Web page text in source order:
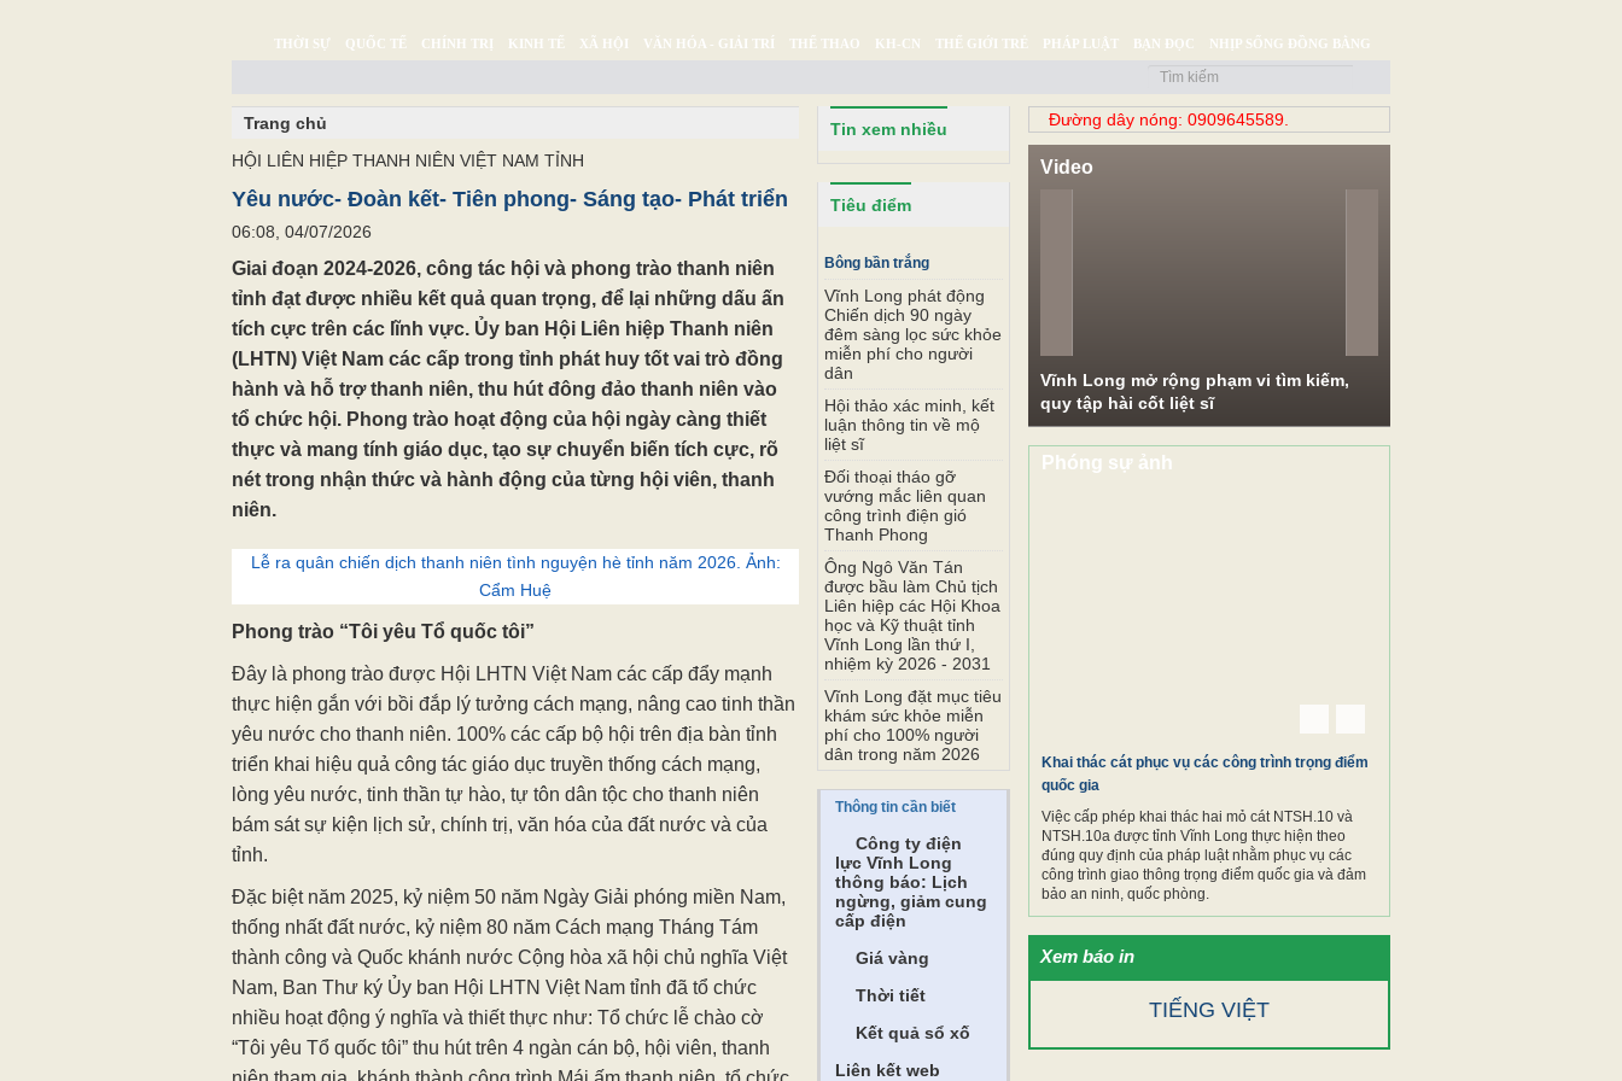
THỜI SỰ QUỐC TẾ CHÍNH TRỊ KINH TẾ XÃ HỘI VĂN HÓA - GIẢI TRÍ THỂ THAO KH-CN THẾ GIỚI TRẺ PHÁP LUẬT BẠN ĐỌC NHỊP SỐNG ĐỒNG BẰNG
Trang chủ
HỘI LIÊN HIỆP THANH NIÊN VIỆT NAM TỈNH
Yêu nước- Đoàn kết- Tiên phong- Sáng tạo- Phát triển
06:08, 04/07/2026
Giai đoạn 2024-2026, công tác hội và phong trào thanh niên
tỉnh đạt được nhiều kết quả quan trọng, để lại những dấu ấn
tích cực trên các lĩnh vực. Ủy ban Hội Liên hiệp Thanh niên
(LHTN) Việt Nam các cấp trong tỉnh phát huy tốt vai trò đồng
hành và hỗ trợ thanh niên, thu hút đông đảo thanh niên vào
tổ chức hội. Phong trào hoạt động của hội ngày càng thiết
thực và mang tính giáo dục, tạo sự chuyển biến tích cực, rõ
nét trong nhận thức và hành động của từng hội viên, thanh
niên.
Lễ ra quân chiến dịch thanh niên tình nguyện hè tỉnh năm 2026. Ảnh:
Cẩm Huệ
Phong trào “Tôi yêu Tổ quốc tôi”
Đây là phong trào được Hội LHTN Việt Nam các cấp đẩy mạnh
thực hiện gắn với bồi đắp lý tưởng cách mạng, nâng cao tinh thần
yêu nước cho thanh niên. 100% các cấp bộ hội trên địa bàn tỉnh
triển khai hiệu quả công tác giáo dục truyền thống cách mạng,
lòng yêu nước, tinh thần tự hào, tự tôn dân tộc cho thanh niên
bám sát sự kiện lịch sử, chính trị, văn hóa của đất nước và của
tỉnh.
Đặc biệt năm 2025, kỷ niệm 50 năm Ngày Giải phóng miền Nam,
thống nhất đất nước, kỷ niệm 80 năm Cách mạng Tháng Tám
thành công và Quốc khánh nước Cộng hòa xã hội chủ nghĩa Việt
Nam, Ban Thư ký Ủy ban Hội LHTN Việt Nam tỉnh đã tổ chức
nhiều hoạt động ý nghĩa và thiết thực như: Tổ chức lễ chào cờ
“Tôi yêu Tổ quốc tôi” thu hút trên 4 ngàn cán bộ, hội viên, thanh
Tin xem nhiều
Tiêu điểm
Bông bần trắng
Vĩnh Long phát động
Chiến dịch 90 ngày
đêm sàng lọc sức khỏe
miễn phí cho người
dân
Hội thảo xác minh, kết
luận thông tin về mộ
liệt sĩ
Đối thoại tháo gỡ
vướng mắc liên quan
công trình điện gió
Thanh Phong
Ông Ngô Văn Tán
được bầu làm Chủ tịch
Liên hiệp các Hội Khoa
học và Kỹ thuật tỉnh
Vĩnh Long lần thứ I,
nhiệm kỳ 2026 - 2031
Vĩnh Long đặt mục tiêu
khám sức khỏe miễn
phí cho 100% người
dân trong năm 2026
Thông tin cần biết
Công ty điện
lực Vĩnh Long
thông báo: Lịch
ngừng, giảm cung
cấp điện
Giá vàng
Thời tiết
Kết quả sổ xố
Liên kết web
Đường dây nóng: 0909645589.
Video
Vĩnh Long mở rộng phạm vi tìm kiếm,
quy tập hài cốt liệt sĩ
Phóng sự ảnh
Khai thác cát phục vụ các công trình trọng điểm
quốc gia
Việc cấp phép khai thác hai mỏ cát NTSH.10 và
NTSH.10a được tỉnh Vĩnh Long thực hiện theo
đúng quy định của pháp luật nhằm phục vụ các
công trình giao thông trọng điểm quốc gia và đảm
bảo an ninh, quốc phòng.
Xem báo in
TIẾNG VIỆT